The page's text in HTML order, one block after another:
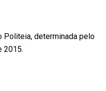
Politeia, determinada pelo
2015.